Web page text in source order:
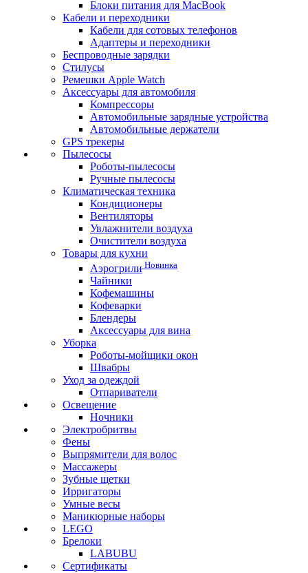
Блоки питания для MacBook
Кабели и переходники
Кабели для сотовых телефонов
Адаптеры и переходники
Беспроводные зарядки
Стилусы
Ремешки Apple Watch
Аксессуары для автомобиля
Компрессоры
Автомобильные зарядные устройства
Автомобильные держатели
GPS трекеры
Пылесосы
Роботы-пылесосы
Ручные пылесосы
Климатическая техника
Кондиционеры
Вентиляторы
Увлажнители воздуха
Очистители воздуха
Товары для кухни
Аэрогрили Новинка
Чайники
Кофемашины
Кофеварки
Блендеры
Аксессуары для вина
Уборка
Роботы-мойщики окон
Швабры
Уход за одеждой
Отпариватели
Освещение
Ночники
Электробритвы
Фены
Выпрямители для волос
Массажеры
Зубные щетки
Ирригаторы
Умные весы
Маникюрные наборы
LEGO
Брелоки
LABUBU
Сертификаты